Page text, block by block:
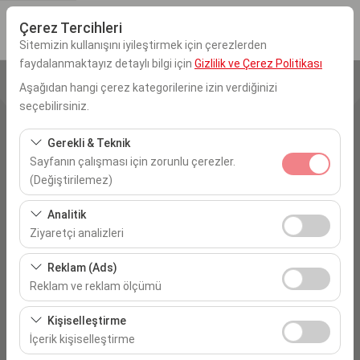
Çerez Tercihleri
Sitemizin kullanışını iyileştirmek için çerezlerden
faydalanmaktayız detaylı bilgi için Gizlilik ve Çerez Politikası
Aşağıdan hangi çerez kategorilerine izin verdiğinizi
seçebilirsiniz.
Gerekli & Teknik
Sayfanın çalışması için zorunlu çerezler.
(Değiştirilemez)
Bu çerezler sitenin doğru şekilde çalışması, güvenlik,
oturum yönetimi ve temel işlevler için gereklidir. Devre
dışı bırakılamaz.
Analitik
Ziyaretçi analizleri
Bu çerezler, sitemizin nasıl kullanıldığını (ziyaretçi sayısı,
en çok ziyaret edilen sayfalar, kullanıcı davranışları)
analiz etmemizi sağlar. Bu veriler, web sitesi
performansını ölçmek ve kullanıcı deneyimini sürekli
iyileştirmek için kullanılır.
Reklam (Ads)
Reklam ve reklam ölçümü
Bu çerezler, size ilgi alanlarınıza uygun kişiselleştirilmiş
reklamlar göstermemize ve reklam kampanyalarımızın
etkinliğini (gösterim sayısı, tıklama oranı) ölçmemize
Kişiselleştirme
İçerik kişiselleştirme
Alış Yeri
Aracı farklı bir lokasyona bırakacağım
Alış Tarih & Saat
Bırakış Tarih & Saat
09:00